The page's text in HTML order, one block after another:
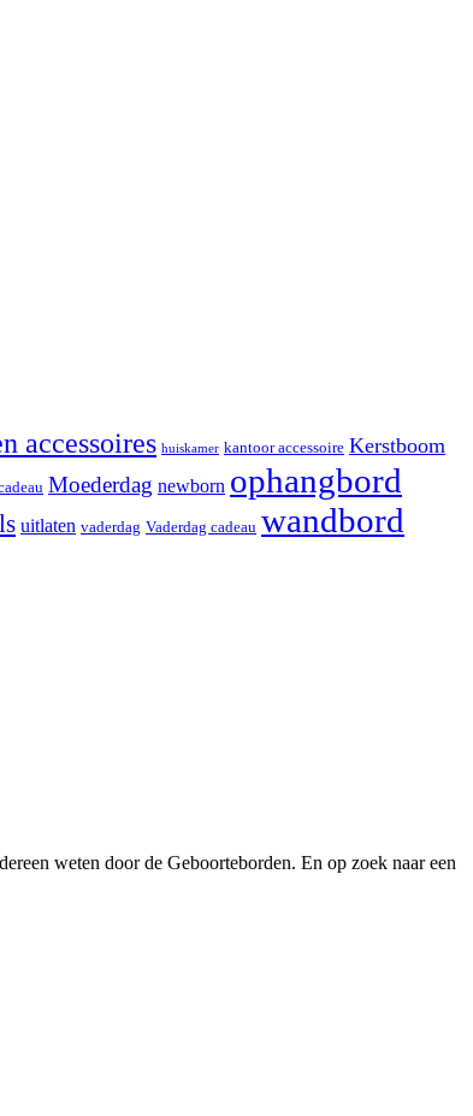
accessoires huiskamer kantoor accessoire Kerstboom
Moederdag newborn ophangbord
uitlaten vaderdag Vaderdag cadeau wandbord
weten door de Geboorteborden. En op zoek naar een